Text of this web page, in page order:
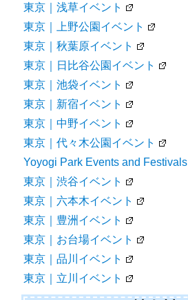
東京｜浅草イベント
東京｜上野公園イベント
東京｜秋葉原イベント
東京｜日比谷公園イベント
東京｜池袋イベント
東京｜新宿イベント
東京｜中野イベント
東京｜代々木公園イベント
Yoyogi Park Events and Festivals
東京｜渋谷イベント
東京｜六本木イベント
東京｜豊洲イベント
東京｜お台場イベント
東京｜品川イベント
東京｜立川イベント